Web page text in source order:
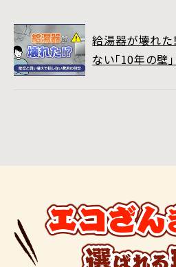
給湯器が壊れた
ない「10年の壁